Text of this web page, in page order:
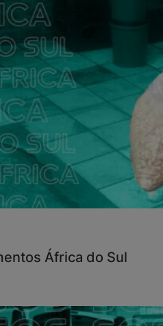
África do Sul